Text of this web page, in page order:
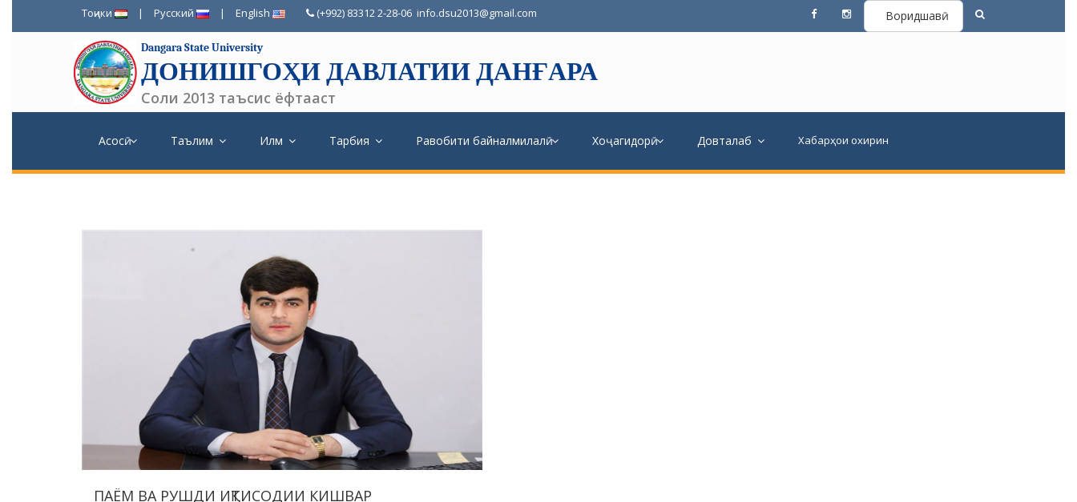
Тоҷики | Русский | English (+992) 83312 2-28-06 info.dsu2013@gmail.com Воридшавӣ
Dangara State University
ДОНИШГОҲИ ДАВЛАТИИ ДАНҒАРА
Соли 2013 таъсис ёфтааст
Асосӣ Таълим Илм Тарбия Равобити байналмилалӣ Хоҷагидорӣ Довталаб Хабарҳои охирин
ПАЁМ ВА РУШДИ ИҚТИСОДИИ КИШВАР